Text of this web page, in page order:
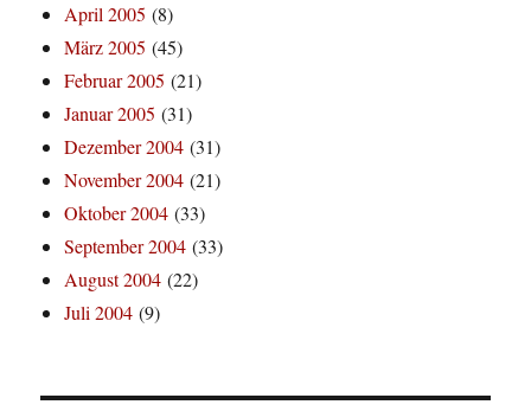
April 2005 (8)
März 2005 (45)
Februar 2005 (21)
Januar 2005 (31)
Dezember 2004 (31)
November 2004 (21)
Oktober 2004 (33)
September 2004 (33)
August 2004 (22)
Juli 2004 (9)